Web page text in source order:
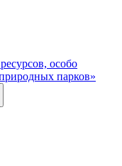
особо
парков»